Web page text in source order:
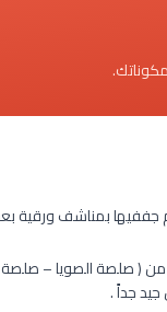
جففيها بمناشف ورقية
( صلصة الصويا – صلصة
جداً .